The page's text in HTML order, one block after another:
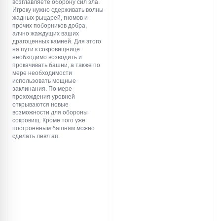
возглавляете оборону сил зла.
Игроку нужно сдерживать волны
жадных рыцарей, гномов и
прочих поборников добра,
алчно жаждущих ваших
драгоценных камней. Для этого
на пути к сокровищнице
необходимо возводить и
прокачивать башни, а также по
мере необходимости
использовать мощные
заклинания. По мере
прохождения уровней
открываются новые
возможности для обороны
сокровищ. Кроме того уже
построенным башням можно
сделать левл ап.